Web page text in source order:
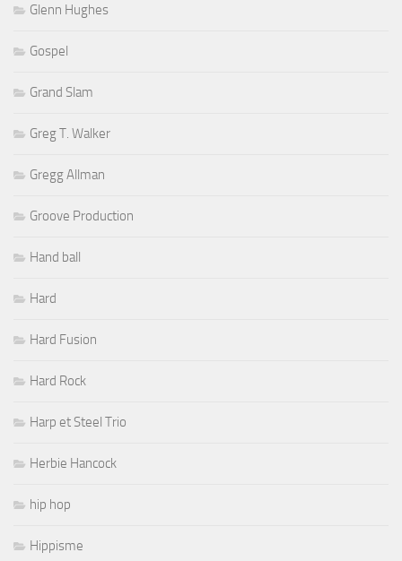
Glenn Hughes
Gospel
Grand Slam
Greg T. Walker
Gregg Allman
Groove Production
Hand ball
Hard
Hard Fusion
Hard Rock
Harp et Steel Trio
Herbie Hancock
hip hop
Hippisme